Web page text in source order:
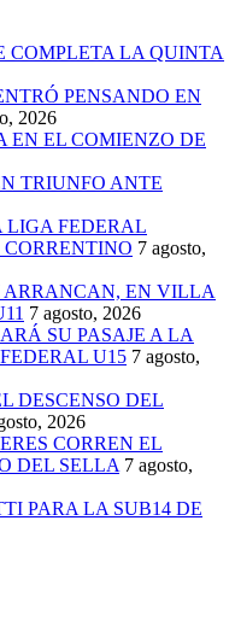
COMPLETA LA QUINTA
PENSANDO EN
2026
EN EL COMIENZO DE
TRIUNFO ANTE
LIGA FEDERAL
7 agosto,
ARRANCAN, EN VILLA
7 agosto, 2026
SU PASAJE A LA
U15 7 agosto,
DESCENSO DEL
2026
CORREN EL
DEL SELLA 7 agosto,
PARA LA SUB14 DE